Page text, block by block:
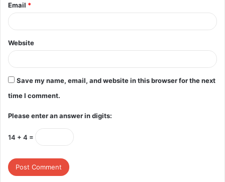
Email *
Website
Save my name, email, and website in this browser for the next
time I comment.
Please enter an answer in digits:
14 + 4 =